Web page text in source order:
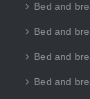
Bed and
Bed and
Bed and
Bed and